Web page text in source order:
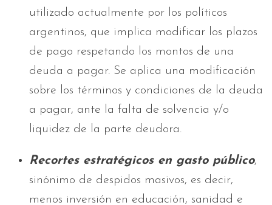
utilizado actualmente por los políticos
argentinos, que implica modificar los plazos
de pago respetando los montos de una
deuda a pagar. Se aplica una modificación
sobre los términos y condiciones de la deuda
a pagar, ante la falta de solvencia y/o
liquidez de la parte deudora.
Recortes estratégicos en gasto público,
sinónimo de despidos masivos, es decir,
menos inversión en educación, sanidad e